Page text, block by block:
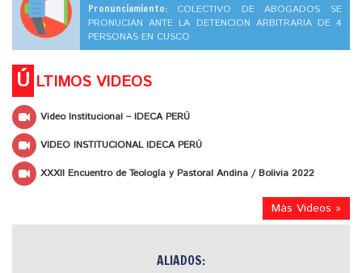
Pronunciamiento: COLECTIVO DE ABOGADOS SE
PRONUCIAN ANTE LA DETENCION ARBITRARIA DE 4
PERSONAS EN CUSCO
Ú LTIMOS VIDEOS
Video Institucional – IDECA PERÚ
VIDEO INSTITUCIONAL IDECA PERÚ
XXXII Encuentro de Teología y Pastoral Andina / Bolivia 2022
Más Videos »
ALIADOS: